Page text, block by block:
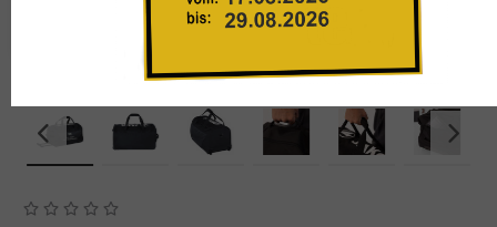
Datenschutz
Impressum